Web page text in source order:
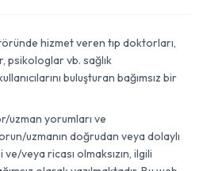
hizmet veren tıp doktorları,
psikologlar vb. sağlık
buluşturan bağımsız bir
uzman yorumları ve
uzmanın doğrudan veya dolaylı
veya ricası olmaksızın, ilgili